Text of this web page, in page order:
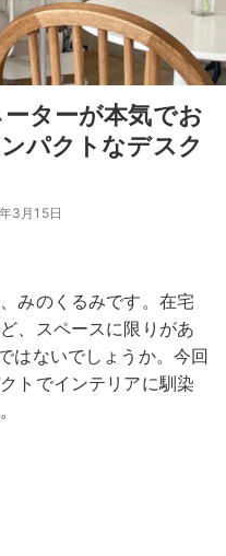
ターが本気でお
パクトなデスク
3月15日
みのくるみです。在宅
、スペースに限りがあ
はないでしょうか。今回
トでインテリアに馴染